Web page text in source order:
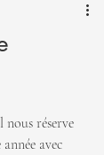
nous réserve
avec